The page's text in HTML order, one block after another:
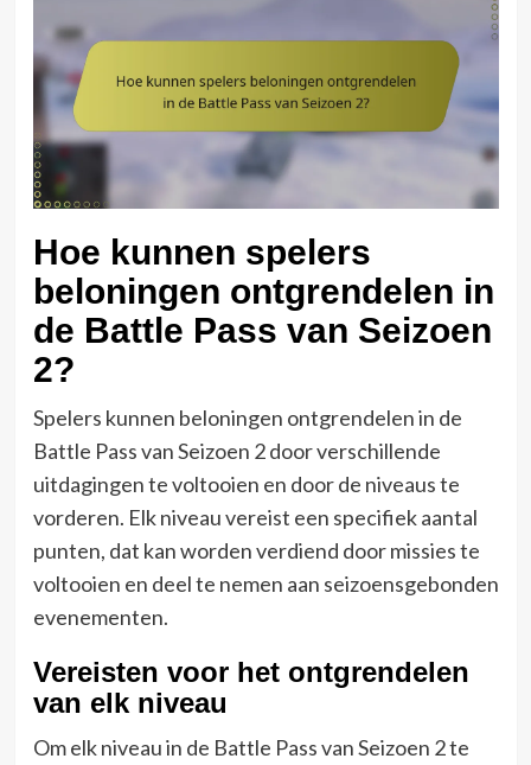
Hoe kunnen spelers
beloningen ontgrendelen in
de Battle Pass van Seizoen
2?
Spelers kunnen beloningen ontgrendelen in de
Battle Pass van Seizoen 2 door verschillende
uitdagingen te voltooien en door de niveaus te
vorderen. Elk niveau vereist een specifiek aantal
punten, dat kan worden verdiend door missies te
voltooien en deel te nemen aan seizoensgebonden
evenementen.
Vereisten voor het ontgrendelen
van elk niveau
Om elk niveau in de Battle Pass van Seizoen 2 te